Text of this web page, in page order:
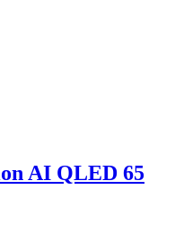
AI QLED 65